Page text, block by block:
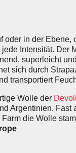
oder in der
jede Intensität. Der
superleicht
sich durch
transportiert
Wolle der
Argentinien. Fast
die Wolle